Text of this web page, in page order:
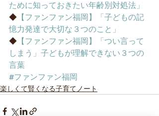
ために知っておきたい年齢別対処法」
◆ 【ファンファン福岡】「子どもの記
憶力発達で大切な３つのこと」
◆ 【ファンファン福岡】「つい言って
しまう」子どもが理解できない３つの
言葉
#ファンファン福岡
楽しくて賢くなる子育てノート